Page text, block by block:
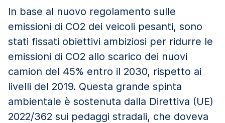
In base al nuovo regolamento sulle
emissioni di CO2 dei veicoli pesanti, sono
stati fissati obiettivi ambiziosi per ridurre le
emissioni di CO2 allo scarico dei nuovi
camion del 45% entro il 2030, rispetto ai
livelli del 2019. Questa grande spinta
ambientale è sostenuta dalla Direttiva (UE)
2022/362 sui pedaggi stradali, che doveva